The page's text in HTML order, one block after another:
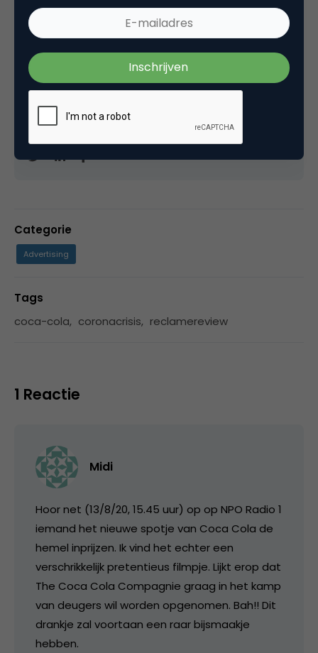
David Brinks
Eigenaar bijHardcopy
Freelance (SEO-)copywriteren mede-oprichter
van de
Copytips.nl. Houdt van korte bio's.
Categorie
Advertising
Tags
coca-cola, coronacrisis, reclamereview
1 Reactie
Midi
Hoor net (13/8/20, 15.45 uur) op op NPO Radio 1
iemand het nieuwe spotje van Coca Cola de
hemel inprijzen. Ik vind het echter een
verschrikkelijk pretentieus filmpje. Lijkt erop dat
The Coca Cola Compagnie graag in het kamp
van deugers wil worden opgenomen. Bah!! Dit
drankje zal voortaan een raar bijsmaakje
hebben.